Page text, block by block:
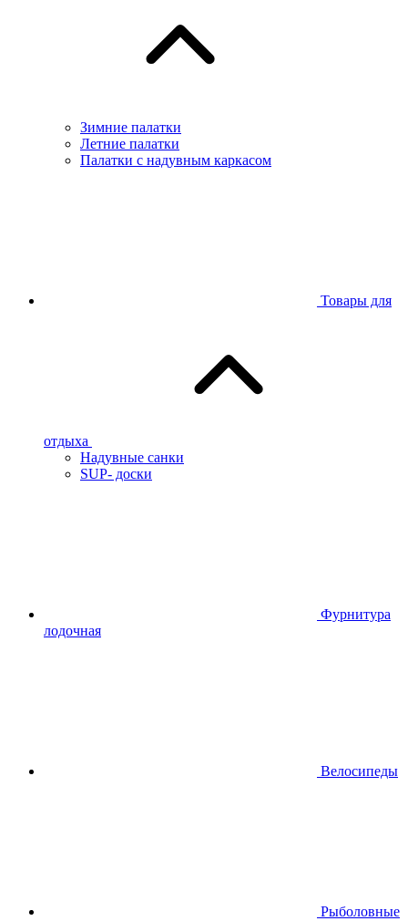
Зимние палатки
Летние палатки
Палатки с надувным каркасом
Товары для
отдыха
Надувные санки
SUP- доски
Фурнитура
лодочная
Велосипеды
Рыболовные